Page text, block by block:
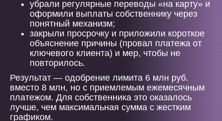
убрали регулярные переводы «на карту» и
оформили выплаты собственнику через
понятный механизм;
закрыли просрочку и приложили короткое
объяснение причины (провал платежа от
ключевого клиента) и мер, чтобы не
повторилось.
Результат — одобрение лимита 6 млн руб.
вместо 8 млн, но с приемлемым ежемесячным
платежом. Для собственника это оказалось
лучше, чем максимальная сумма с жестким
графиком.